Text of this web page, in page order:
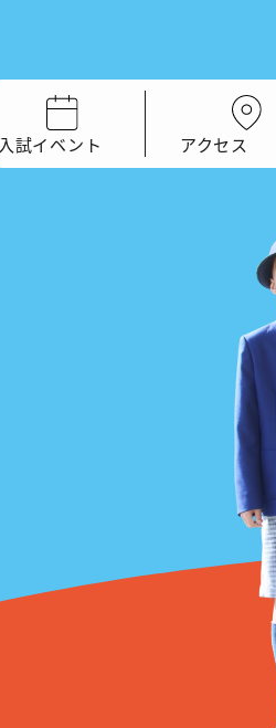
入試イベント アクセス